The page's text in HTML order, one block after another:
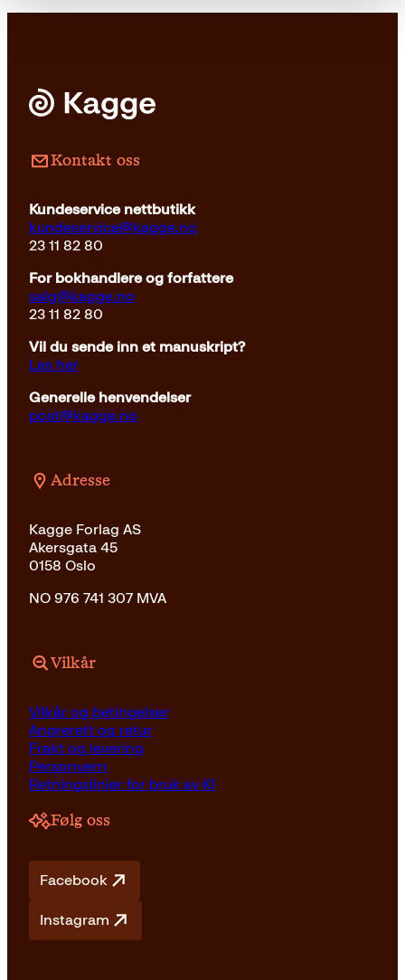
Innbundet
Kontakt oss
Kundeservice nettbutikk
kundeservice@kagge.no
23 11 82 80
For bokhandlere og forfattere
salg@kagge.no
23 11 82 80
Vil du sende inn et manuskript?
Les her
Generelle henvendelser
post@kagge.no
Adresse
Kagge Forlag AS
Akersgata 45
0158 Oslo
NO 976 741 307 MVA
Vilkår
Vilkår og betingelser
Angrerett og retur
Frakt og levering
Personvern
Retningslinjer for bruk av KI
Følg oss
Facebook
Instagram